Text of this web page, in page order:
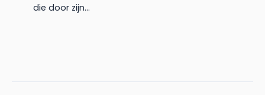
die door zijn…